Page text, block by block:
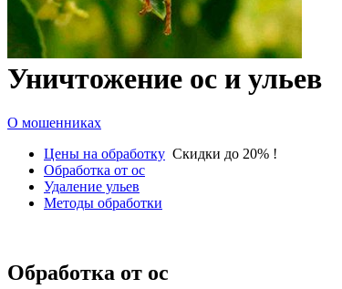
Уничтожение ос и ульев
О мошенниках
Цены на обработку Скидки до 20% !
Обработка от ос
Удаление ульев
Методы обработки
Обработка от ос